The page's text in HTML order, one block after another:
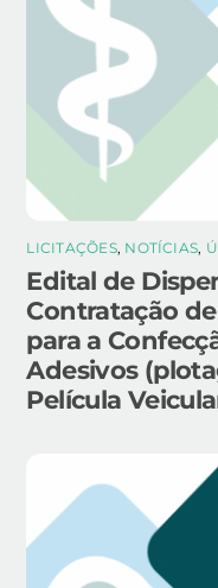
LICITAÇÕES, NOTÍCIAS,
Edital de
Contratação
para a
Adesivos
Película